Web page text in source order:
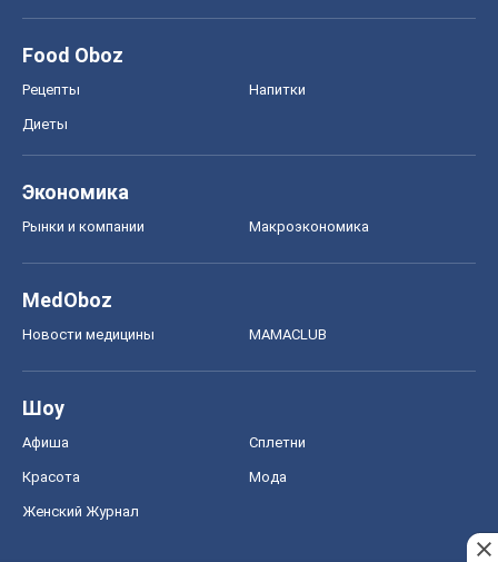
Food Oboz
Рецепты Напитки
Диеты
Экономика
Рынки и компании Mакроэкономика
MedOboz
Новости медицины MAMACLUB
Шоу
Афиша Сплетни
Красота Мода
Женский Журнал